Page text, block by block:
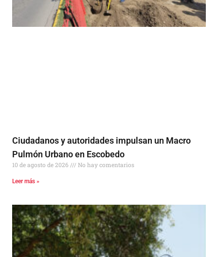
Ciudadanos y autoridades impulsan un Macro
Pulmón Urbano en Escobedo
10 de agosto de 2026 No hay comentarios
Leer más »